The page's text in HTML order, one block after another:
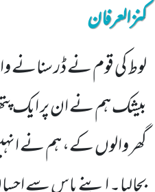
کنزالعرفان
لوط کی قوم نے ڈر سنانے
بیشک ہم نے ان پر ایک
گھر والوں کے، ہم نے